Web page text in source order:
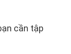
cần tập